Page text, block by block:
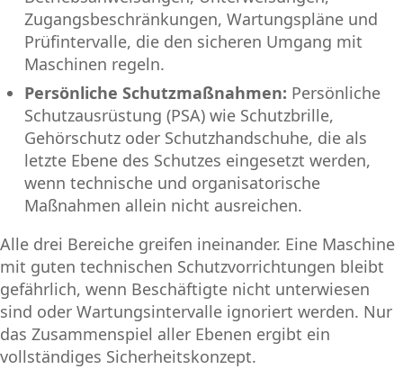
Zugangsbeschränkungen, Wartungspläne und
Prüfintervalle, die den sicheren Umgang mit
Maschinen regeln.
Persönliche Schutzmaßnahmen: Persönliche
Schutzausrüstung (PSA) wie Schutzbrille,
Gehörschutz oder Schutzhandschuhe, die als
letzte Ebene des Schutzes eingesetzt werden,
wenn technische und organisatorische
Maßnahmen allein nicht ausreichen.
Alle drei Bereiche greifen ineinander. Eine Maschine
mit guten technischen Schutzvorrichtungen bleibt
gefährlich, wenn Beschäftigte nicht unterwiesen
sind oder Wartungsintervalle ignoriert werden. Nur
das Zusammenspiel aller Ebenen ergibt ein
vollständiges Sicherheitskonzept.